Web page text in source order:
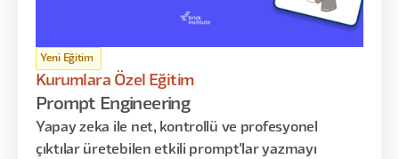
Yeni Eğitim
Kurumlara Özel Eğitim
Prompt Engineering
Yapay zeka ile net, kontrollü ve profesyonel
çıktılar üretebilen etkili prompt'lar yazmayı